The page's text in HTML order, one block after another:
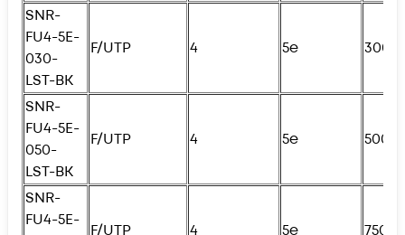
SNR-
FU4-5E-
030-
LST-BK
F/UTP 4 5e
SNR-
FU4-5E-
050-
LST-BK
F/UTP 4 5e
SNR-
FU4-5E-
F/UTP 4 5e